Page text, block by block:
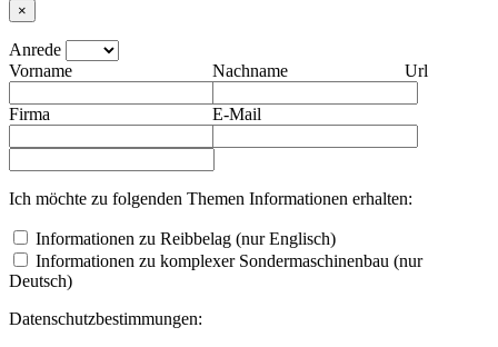
×
Anrede
Vorname
Nachname
Firma E-Mail
Url
Ich möchte zu folgenden Themen Informationen erhalten:
Informationen zu Reibbelag (nur Englisch)
Informationen zu komplexer Sondermaschinenbau (nur
Deutsch)
Datenschutzbestimmungen: